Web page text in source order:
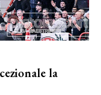
la